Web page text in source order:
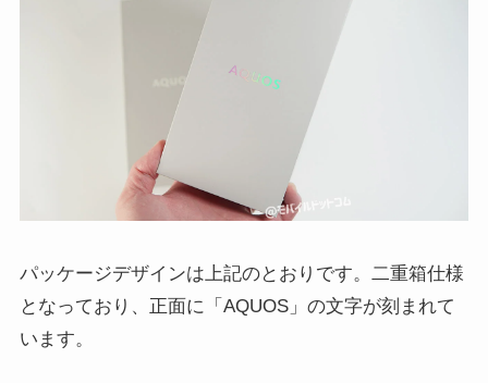
パッケージデザインは上記のとおりです。二重箱仕様
となっており、正面に「AQUOS」の文字が刻まれて
います。